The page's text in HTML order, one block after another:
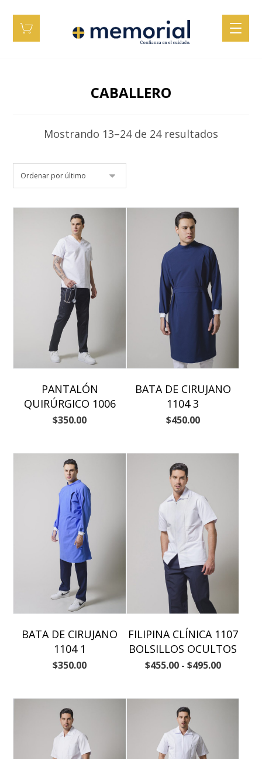
CABALLERO
Mostrando 13–24 de 24 resultados
PANTALÓN
QUIRÚRGICO 1006
$350.00
BATA DE CIRUJANO
1104 3
$450.00
BATA DE CIRUJANO
1104 1
$350.00
FILIPINA CLÍNICA 1107
BOLSILLOS OCULTOS
$455.00 - $495.00